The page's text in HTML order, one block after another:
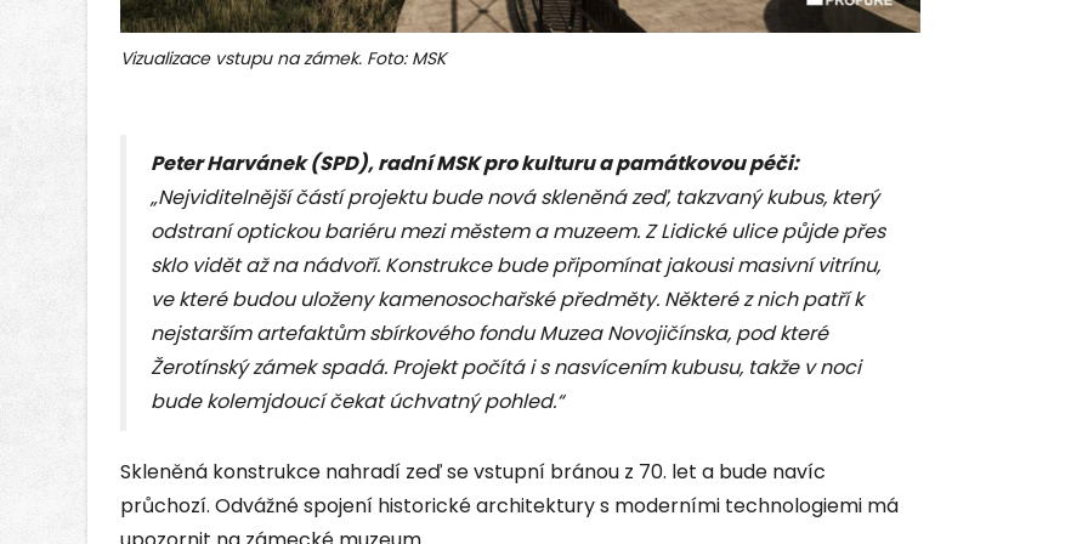
Vizualizace vstupu na zámek. Foto: MSK
Peter Harvánek (SPD), radní MSK pro kulturu a památkovou péči:
„Nejviditelnější částí projektu bude nová skleněná zeď, takzvaný kubus, který
odstraní optickou bariéru mezi městem a muzeem. Z Lidické ulice půjde přes
sklo vidět až na nádvoří. Konstrukce bude připomínat jakousi masivní vitrínu,
ve které budou uloženy kamenosochařské předměty. Některé z nich patří k
nejstarším artefaktům sbírkového fondu Muzea Novojičínska, pod které
Žerotínský zámek spadá. Projekt počítá i s nasvícením kubusu, takže v noci
bude kolemjdoucí čekat úchvatný pohled.“
Skleněná konstrukce nahradí zeď se vstupní bránou z 70. let a bude navíc
průchozí. Odvážné spojení historické architektury s moderními technologiemi má